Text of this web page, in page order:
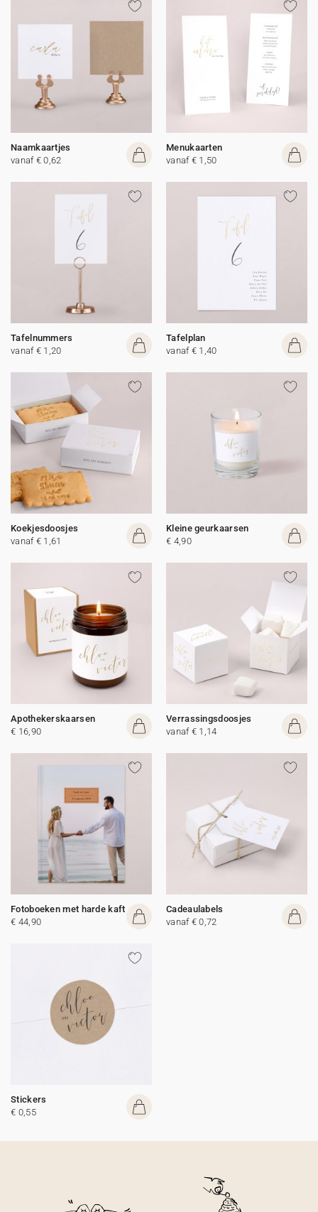
Naamkaartjes
vanaf € 0,62
Menukaarten
vanaf € 1,50
Tafelnummers
vanaf € 1,20
Tafelplan
vanaf € 1,40
Koekjesdoosjes
vanaf € 1,61
Kleine geurkaarsen
€ 4,90
Apothekerskaarsen
€ 16,90
Verrassingsdoosjes
vanaf € 1,14
Fotoboeken met harde kaft
€ 44,90
Cadeaulabels
vanaf € 0,72
Stickers
€ 0,55